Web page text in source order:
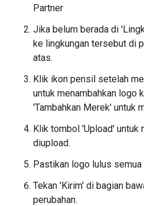
Partner
Jika belum berada di
ke lingkungan tersebut di
atas.
Klik ikon pensil setelah
untuk menambahkan logo
'Tambahkan Merek' untuk
Klik tombol 'Upload' untuk
diupload.
Pastikan logo lulus
Tekan 'Kirim' di bagian
perubahan.